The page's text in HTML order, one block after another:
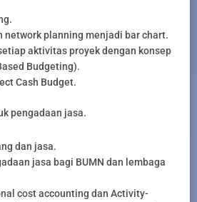
network planning menjadi bar chart.
aktivitas proyek dengan konsep
Budgeting).
Cash Budget.
pengadaan jasa.
dan jasa.
jasa bagi BUMN dan lembaga
cost accounting dan Activity-